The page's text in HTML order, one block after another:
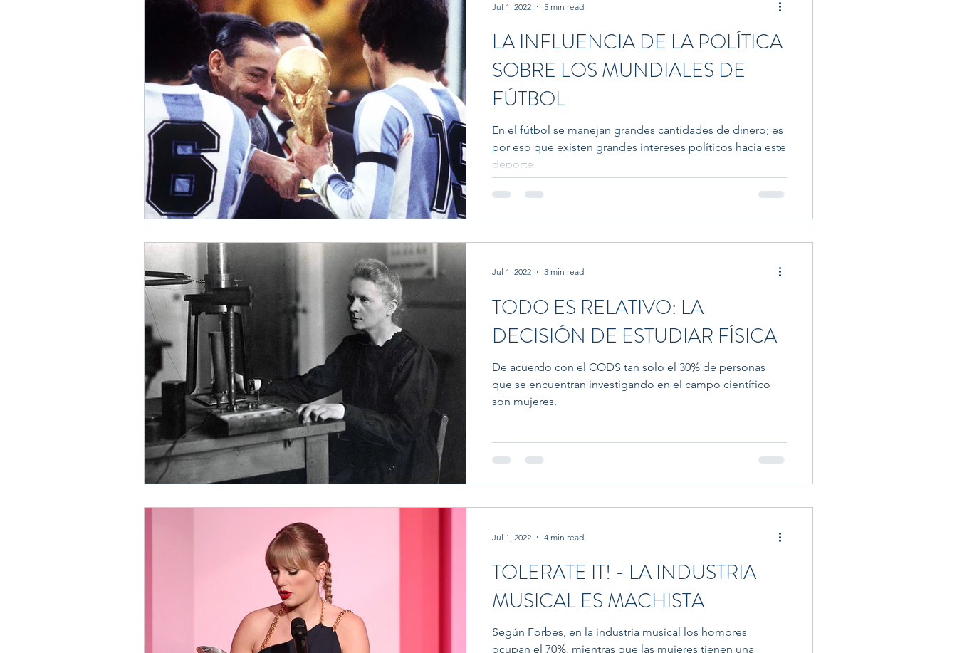
LA INFLUENCIA DE LA POLÍTICA
SOBRE LOS MUNDIALES DE
FÚTBOL
En el fútbol se manejan grandes cantidades de dinero; es
por eso que existen grandes intereses políticos hacia este
deporte.
Jul 1, 2022 5 min read
TODO ES RELATIVO: LA
DECISIÓN DE ESTUDIAR FÍSICA
De acuerdo con el CODS tan solo el 30% de personas
que se encuentran investigando en el campo científico
son mujeres.
Jul 1, 2022 3 min read
TOLERATE IT! - LA INDUSTRIA
MUSICAL ES MACHISTA
Según Forbes, en la industria musical los hombres
ocupan el 70%, mientras que las mujeres tienen una
Jul 1, 2022 4 min read